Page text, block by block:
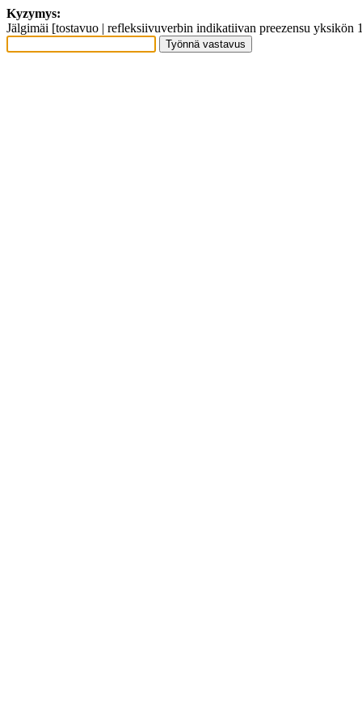
Kyzymys:
Jälgimäi [tostavuo | refleksiivuverbin indikatiivan preezensu yksikön